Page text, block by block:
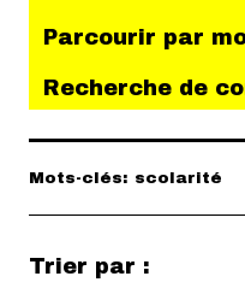
Parcourir par
Recherche de
Mots-clés: scolarité
Trier par :